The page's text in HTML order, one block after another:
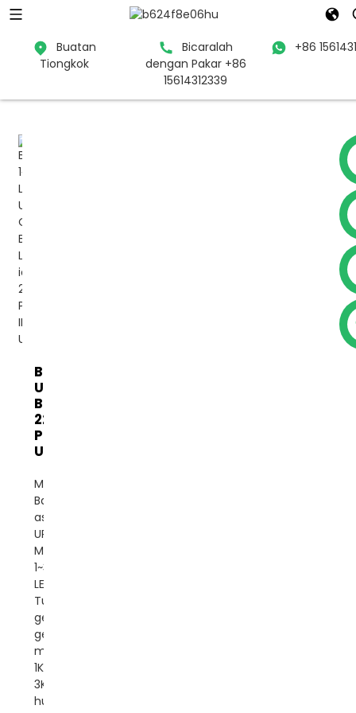
Buatan
Tiongkok
Bicaralah
dengan Pakar +86
15614312339
+86
Rumah Produk UPS UPS daring
Banatton 1~3K-Li
UPS Online
Baterai Li-ion
220V/230V/240V
PF0.9 IEC62040
Unin...
Merek:
BanattonTempat
asal: CinaJenis:
UPS onlineNomor
Model:
1~3KVATampilan:
LEDFase: Fase
TunggalBentuk
gelombang:
gelombang sinus
murniKapasitas:
1KVA 2KVA
3KVAPerlindungan:
hubung singkat,